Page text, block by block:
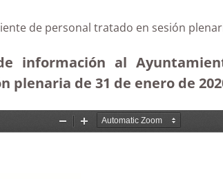
de personal tratado en sesión
información al
de 31 de enero de